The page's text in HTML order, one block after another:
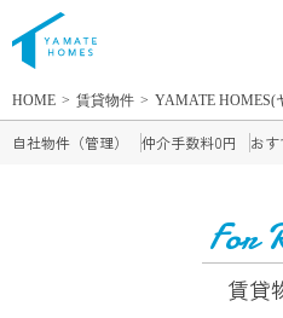
HOME 賃貸物件 YAMATE HOMES(
For
賃貸
自社物件（管理） 仲介手数料0円 お